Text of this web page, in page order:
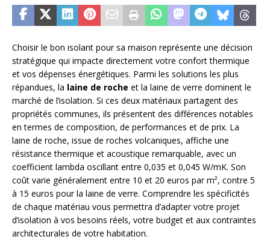
Choisir le bon isolant pour sa maison représente une décision
stratégique qui impacte directement votre confort thermique
et vos dépenses énergétiques. Parmi les solutions les plus
répandues, la laine de roche et la laine de verre dominent le
marché de l’isolation. Si ces deux matériaux partagent des
propriétés communes, ils présentent des différences notables
en termes de composition, de performances et de prix. La
laine de roche, issue de roches volcaniques, affiche une
résistance thermique et acoustique remarquable, avec un
coefficient lambda oscillant entre 0,035 et 0,045 W/mK. Son
coût varie généralement entre 10 et 20 euros par m², contre 5
à 15 euros pour la laine de verre. Comprendre les spécificités
de chaque matériau vous permettra d’adapter votre projet
d’isolation à vos besoins réels, votre budget et aux contraintes
architecturales de votre habitation.